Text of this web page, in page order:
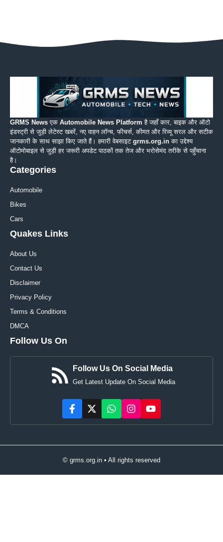
GRMS News एक Automobile News Platform है जहाँ कार, बाइक और ऑटो
इंडस्ट्री से जुड़ी लेटेस्ट खबरें, नए वाहन लॉन्च, फीचर्स, कीमत और रिव्यू सरल और सटीक
जानकारी के साथ साझा किए जाते हैं। हमारी वेबसाइट grms.org.in का उद्देश्य
ऑटोमोबाइल से जुड़ी हर जरूरी अपडेट पाठकों तक तेज और भरोसेमंद तरीके से पहुँचाना
है।
Categories
Automobile
Bikes
Cars
Quakes Links
About Us
Contact Us
Disclaimer
Privacy Policy
Terms & Conditions
DMCA
Follow Us On
Follow Us On Social Media
Get Latest Update On Social Media
© grms.org.in • All rights reserved